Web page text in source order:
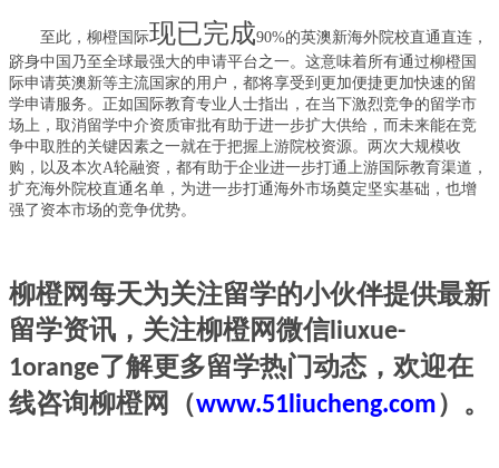
至此， 柳橙国际现已完成90%的英澳新海外院校直通直连，
跻身中国乃至全球最强大的申请平台之一。这意味着所有通过柳橙国
际申请英澳新等主流国家的用户，都将享受到更加便捷更加快速的留
学申请服务。正如国际教育专业人士指出，在当下激烈竞争的留学市
场上，取消留学中介资质审批有助于进一步扩大供给，而未来能在竞
争中取胜的关键因素之一就在于把握上游院校资源。两次大规模收
购 ， 以及本次A轮融资，都有助于企业进一步打通上游国际教育渠道，
扩充海外院校直通名单，为进一步打通海外市场奠定坚实基础，也增
强了资本市场的竞争优势。
柳橙网每天为关注留学的小伙伴提供最新
留学资讯 ，关注柳橙网微信liuxue-
1orange了解更多留学热门动态，欢迎在
线咨询柳橙网 （www.51liucheng.com）。